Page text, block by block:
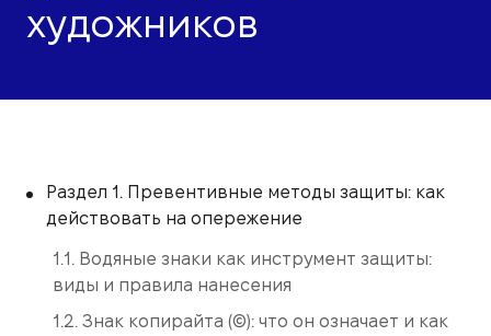
художников
Раздел 1. Превентивные методы защиты: как
действовать на опережение
1.1. Водяные знаки как инструмент защиты:
виды и правила нанесения
1.2. Знак копирайта (©): что он означает и как